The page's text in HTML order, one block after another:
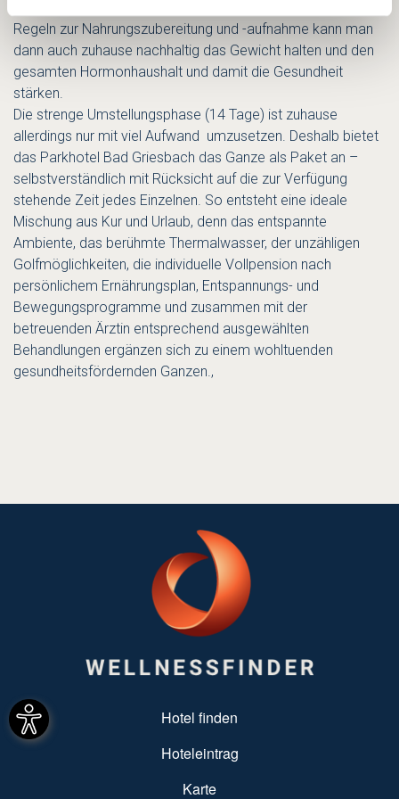
Regeln zur Nahrungszubereitung und -aufnahme kann man
dann auch zuhause nachhaltig das Gewicht halten und den
gesamten Hormonhaushalt und damit die Gesundheit
stärken.
Die strenge Umstellungsphase (14 Tage) ist zuhause
allerdings nur mit viel Aufwand umzusetzen. Deshalb bietet
das Parkhotel Bad Griesbach das Ganze als Paket an –
selbstverständlich mit Rücksicht auf die zur Verfügung
stehende Zeit jedes Einzelnen. So entsteht eine ideale
Mischung aus Kur und Urlaub, denn das entspannte
Ambiente, das berühmte Thermalwasser, der unzähligen
Golfmöglichkeiten, die individuelle Vollpension nach
persönlichem Ernährungsplan, Entspannungs- und
Bewegungsprogramme und zusammen mit der
betreuenden Ärztin entsprechend ausgewählten
Behandlungen ergänzen sich zu einem wohltuenden
gesundheitsfördernden Ganzen.,
SUBFOOTER MENU
Hotel finden
Hoteleintrag
Karte